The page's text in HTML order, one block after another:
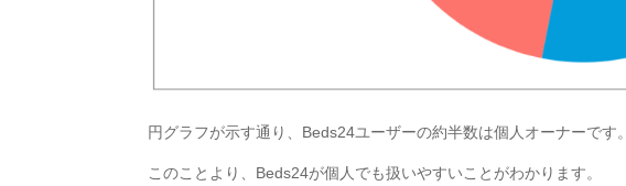
円グラフが示す通り、Beds24ユーザーの約半数は個人オーナーです。
このことより、Beds24が個人でも扱いやすいことがわかります。